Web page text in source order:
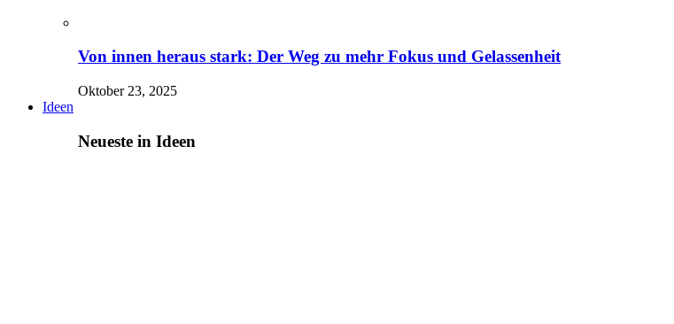
Von innen heraus stark: Der Weg zu mehr Fokus und Gelassenheit
Oktober 23, 2025
Ideen
Neueste in Ideen